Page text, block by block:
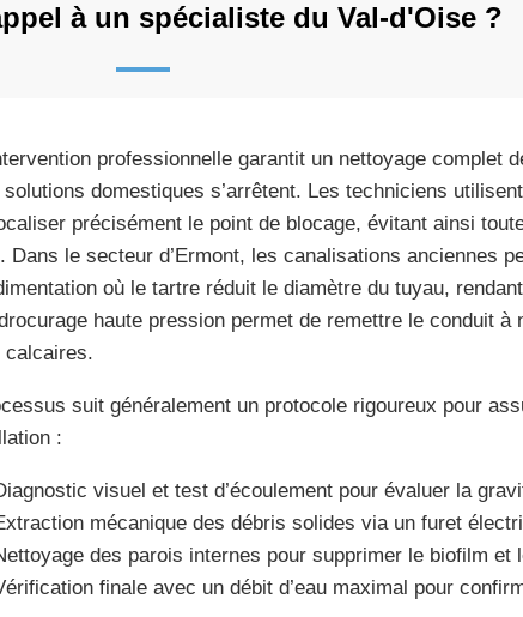
à un spécialiste du Val-d'Oise ?
professionnelle garantit un nettoyage complet
domestiques s’arrêtent. Les techniciens
précisément le point de blocage, évitant ainsi
Dans le secteur d’Ermont, les canalisations anciennes
où le tartre réduit le diamètre du tuyau,
haute pression permet de remettre le conduit à
calcaires.
suit généralement un protocole rigoureux pour
:
visuel et test d’écoulement pour évaluer la
mécanique des débris solides via un furet
des parois internes pour supprimer le biofilm et
finale avec un débit d’eau maximal pour